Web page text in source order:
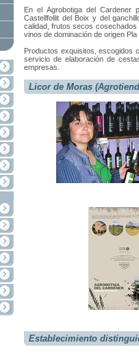
En el Agrobotiga del Cardener
Castellfollit del Boix y del
calidad frutos secos cosechados
vinos de dominación de origen
Productos exquisitos escogidos
servicio de elaboración de
empresas
Licor de Moras
Establecimiento